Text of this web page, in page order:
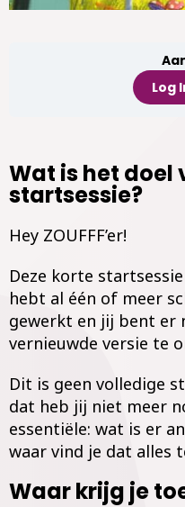
Log
Wat is het doel
startsessie?
Hey ZOUFFF’er!
Deze korte
hebt al één of meer
gewerkt en jij bent er
vernieuwde versie te
Dit is geen volledige
dat heb jij niet meer
essentiële: wat is er
waar vind je dat alles
Waar krijg je